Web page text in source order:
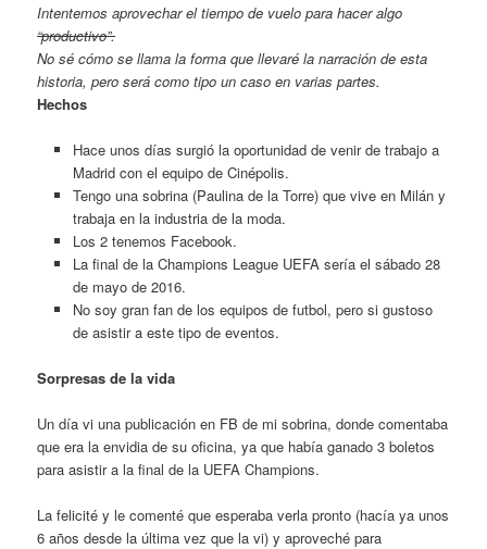
Intentemos aprovechar el tiempo de vuelo para hacer algo
“productivo”.
No sé cómo se llama la forma que llevaré la narración de esta
historia, pero será como tipo un caso en varias partes.
Hechos
Hace unos días surgió la oportunidad de venir de trabajo a
Madrid con el equipo de Cinépolis.
Tengo una sobrina (Paulina de la Torre) que vive en Milán y
trabaja en la industria de la moda.
Los 2 tenemos Facebook.
La final de la Champions League UEFA sería el sábado 28
de mayo de 2016.
No soy gran fan de los equipos de futbol, pero si gustoso
de asistir a este tipo de eventos.
Sorpresas de la vida
Un día vi una publicación en FB de mi sobrina, donde comentaba
que era la envidia de su oficina, ya que había ganado 3 boletos
para asistir a la final de la UEFA Champions.
La felicité y le comenté que esperaba verla pronto (hacía ya unos
6 años desde la última vez que la vi) y aproveché para